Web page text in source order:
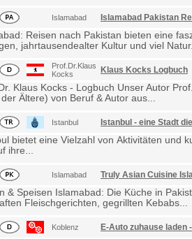
Islamabad Islamabad Pakistan
Reisen nach Pakistan bieten eine
jahrtausendealter Kultur und viel
Prof.Dr.Klaus
Kocks
Klaus Kocks Logbuch
Klaus Kocks - Logbuch Unser Autor
Ältere) von Beruf & Autor aus...
Istanbul Istanbul - eine Stadt
bietet eine Vielzahl von Aktivitäten und
ihre...
Islamabad Truly Asian Cuisine
& Speisen Islamabad: Die Küche in
Fleischgerichten, gegrillten Kebabs...
Koblenz E-Auto zuhause laden